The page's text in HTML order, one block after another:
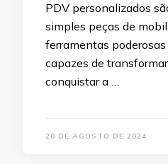
PDV personalizados
simples peças de
ferramentas
capazes de
conquistar a …
20 DE AGOSTO DE 2024